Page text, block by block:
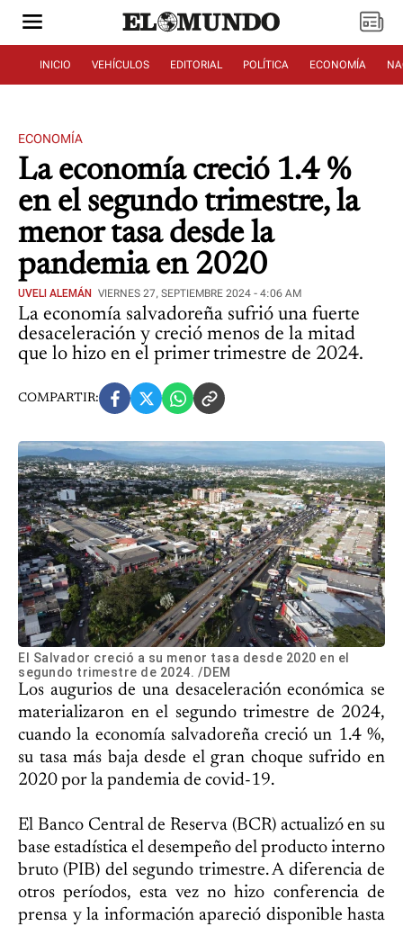
INICIO VEHÍCULOS EDITORIAL POLÍTICA ECONOMÍA
ECONOMÍA
La economía creció 1.4 %
en el segundo trimestre, la
menor tasa desde la
pandemia en 2020
UVELI ALEMÁN VIERNES 27, SEPTIEMBRE 2024 - 4:06 AM
La economía salvadoreña sufrió una fuerte
desaceleración y creció menos de la mitad
que lo hizo en el primer trimestre de 2024.
COMPARTIR:
El Salvador creció a su menor tasa desde 2020 en el
segundo trimestre de 2024. /DEM
Los augurios de una desaceleración económica se
materializaron en el segundo trimestre de 2024,
cuando la economía salvadoreña creció un 1.4 %,
su tasa más baja desde el gran choque sufrido en
2020 por la pandemia de covid-19.
El Banco Central de Reserva (BCR) actualizó en su
base estadística el desempeño del producto interno
bruto (PIB) del segundo trimestre. A diferencia de
otros períodos, esta vez no hizo conferencia de
prensa y la información apareció disponible hasta